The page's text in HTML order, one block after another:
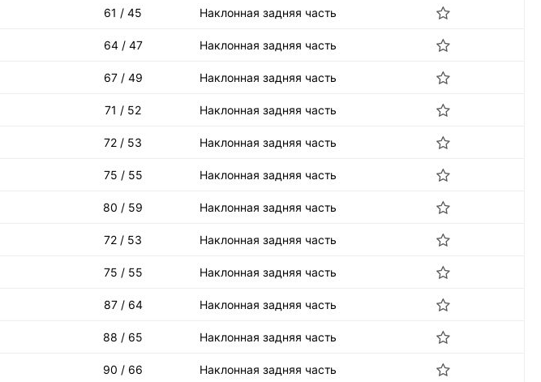
61 / 45 Наклонная задняя часть
64 / 47 Наклонная задняя часть
67 / 49 Наклонная задняя часть
71 / 52 Наклонная задняя часть
72 / 53 Наклонная задняя часть
75 / 55 Наклонная задняя часть
80 / 59 Наклонная задняя часть
72 / 53 Наклонная задняя часть
75 / 55 Наклонная задняя часть
87 / 64 Наклонная задняя часть
88 / 65 Наклонная задняя часть
90 / 66 Наклонная задняя часть